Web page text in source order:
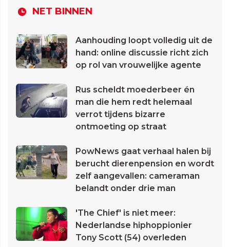
NET BINNEN
Aanhouding loopt volledig uit de
hand: online discussie richt zich
op rol van vrouwelijke agente
Rus scheldt moederbeer én
man die hem redt helemaal
verrot tijdens bizarre
ontmoeting op straat
PowNews gaat verhaal halen bij
berucht dierenpension en wordt
zelf aangevallen: cameraman
belandt onder drie man
'The Chief' is niet meer:
Nederlandse hiphoppionier
Tony Scott (54) overleden